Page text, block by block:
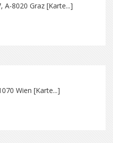
A-8020 Graz [Karte...]
Wien [Karte...]